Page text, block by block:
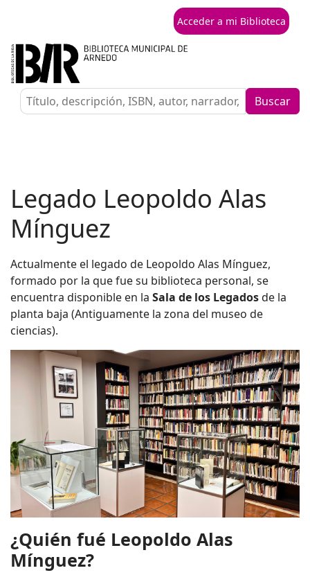
Acceder a mi Biblioteca
Buscar
Legado Leopoldo Alas
Mínguez
Actualmente el legado de Leopoldo Alas Mínguez,
formado por la que fue su biblioteca personal, se
encuentra disponible en la Sala de los Legadosde la
planta baja (Antiguamente la zona del museo de
ciencias).
¿Quién fué Leopoldo Alas
Mínguez?